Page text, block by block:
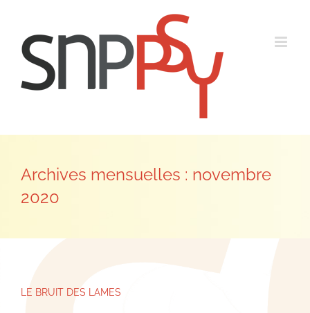
contenu
Archives mensuelles : novembre
2020
LE BRUIT DES LAMES